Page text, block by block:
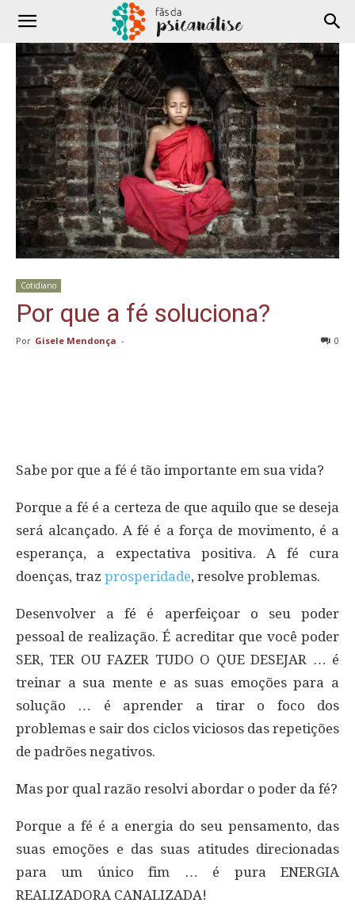
Cotidiano
Por que a fé soluciona?
Por Gisele Mendonça - 0
Sabe por que a fé é tão importante em sua vida?
Porque a fé é a certeza de que aquilo que se deseja
será alcançado. A fé é a força de movimento, é a
esperança, a expectativa positiva. A fé cura
doenças, traz prosperidade, resolve problemas.
Desenvolver a fé é aperfeiçoar o seu poder
pessoal de realização. É acreditar que você poder
SER, TER OU FAZER TUDO O QUE DESEJAR … é
treinar a sua mente e as suas emoções para a
solução … é aprender a tirar o foco dos
problemas e sair dos ciclos viciosos das repetições
de padrões negativos.
Mas por qual razão resolvi abordar o poder da fé?
Porque a fé é a energia do seu pensamento, das
suas emoções e das suas atitudes direcionadas
para um único fim … é pura ENERGIA
REALIZADORA CANALIZADA!